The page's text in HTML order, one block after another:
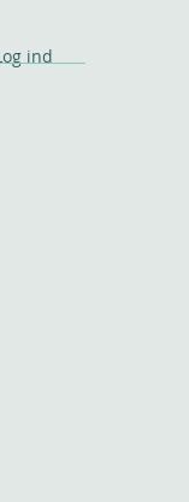
ind